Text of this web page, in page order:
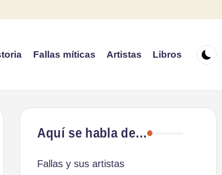
Fallas míticas Artistas Libros
Aquí se habla de…
Fallas y sus artistas